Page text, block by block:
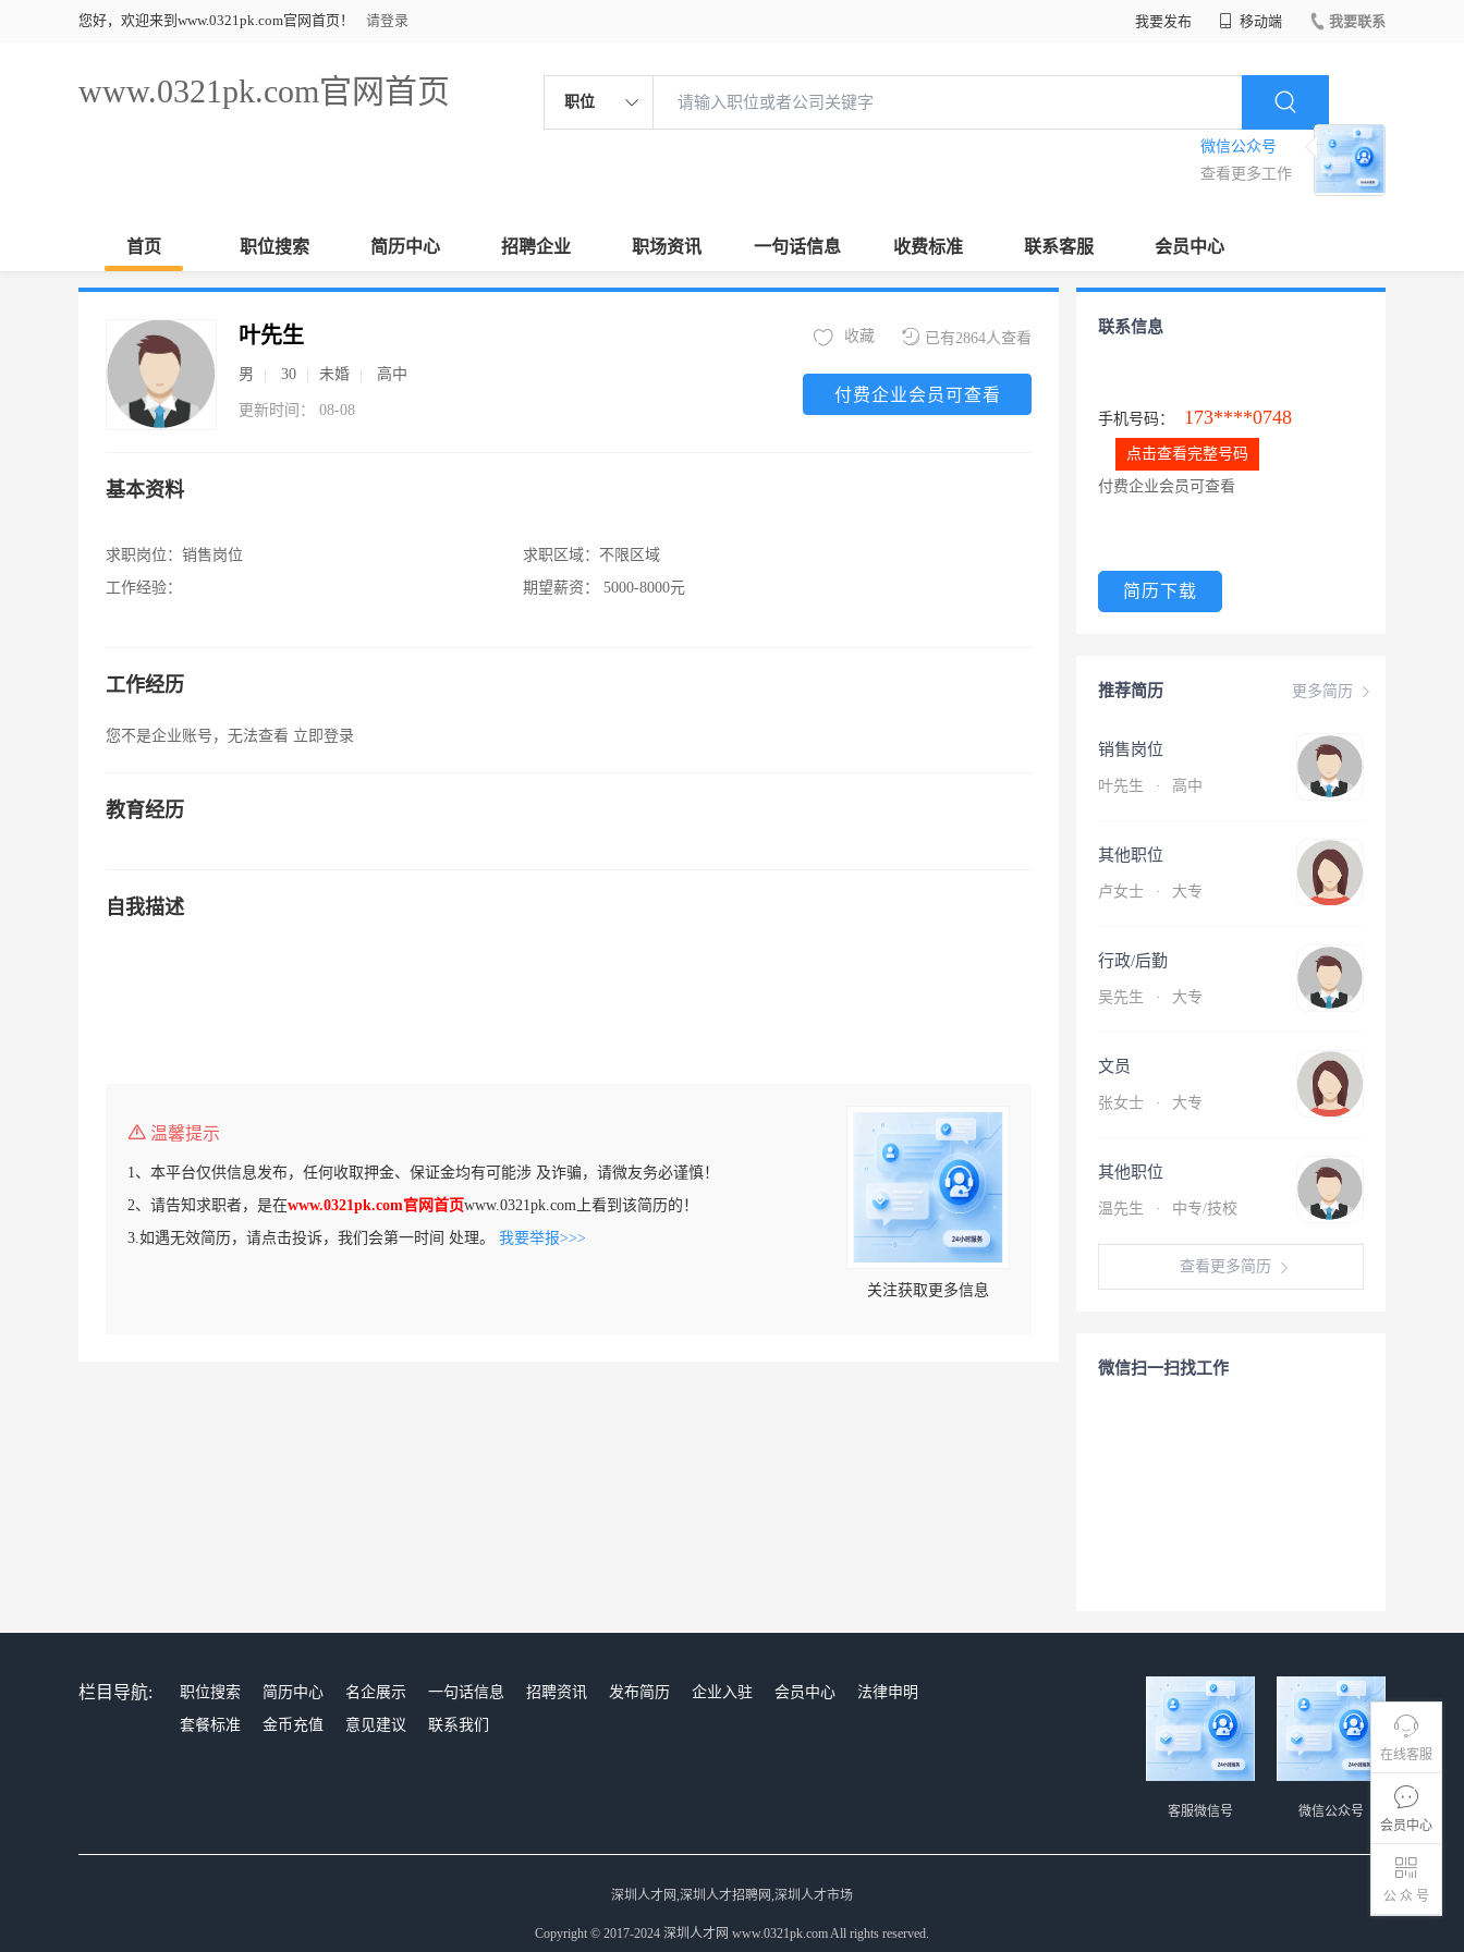
您好，欢迎来到www.0321pk.com官网首页！ 请登录 我要发布 移动端 我要联系
www.0321pk.com官网首页 职位
微信公众号
查看更多工作
首页 职位搜索 简历中心 招聘企业 职场资讯 一句话信息 收费标准 联系客服 会员中心
在线客服
会员中心
公 众 号
叶先生
男 30 未婚 高中
更新时间： 08-08
已有2864人查看
收藏
付费企业会员可查看
基本资料
求职岗位： 销售岗位
工作经验：
求职区域： 不限区域
期望薪资：
5000-8000元
工作经历
您不是企业账号，无法查看 立即登录
教育经历
自我描述
温馨提示
1、本平台仅供信息发布，任何收取押金、保证金均有可能涉 及诈骗，请微友务必谨慎！
2、请告知求职者，是在www.0321pk.com官网首页www.0321pk.com上看到该简历的！
3.如遇无效简历，请点击投诉，我们会第一时间 处理。 我要举报>>>
关注获取更多信息
联系信息
手机号码： 173****0748
点击查看完整号码
付费企业会员可查看
简历下载
更多简历
推荐简历
销售岗位
叶先生 · 高中
其他职位
卢女士 · 大专
行政/后勤
吴先生 · 大专
文员
张女士 · 大专
其他职位
温先生 · 中专/技校
查看更多简历
微信扫一扫找工作
栏目导航: 职位搜索 简历中心 名企展示 一句话信息 招聘资讯 发布简历 企业入驻 会员中心
法律申明
套餐标准
金币充值 意见建议 联系我们
微信公众号
客服微信号
深圳人才网,深圳人才招聘网,深圳人才市场
Copyright © 2017-2024 深圳人才网 www.0321pk.com All rights reserved.